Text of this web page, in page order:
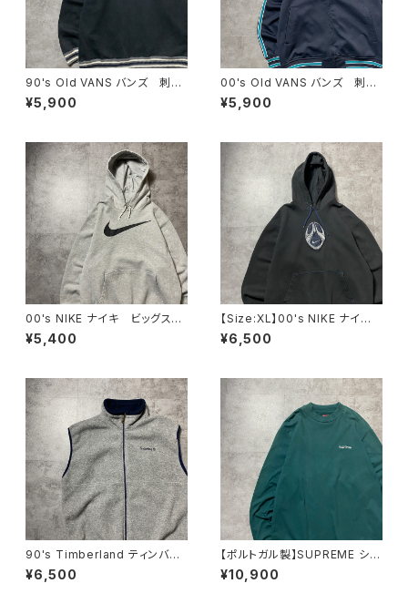
90's Old VANS バンズ 刺繍
ワンポイント ラインリブ ヘビ
ーオンス ブラック 黒 スウェ
¥5,900
00's Old VANS バンズ 刺繍
ワンポイント ラインリブ ネイ
ビー ジャージ トラックジャケ
¥5,900
00's NIKE ナイキ ビッグスウ
ォッシュ プリント グレー ス
ウェット パーカー フーディ
¥5,400
【Size:XL】00's NIKE ナイ
キ スウォッシュセンター刺繍×
ワッペン ブラック 黒 スウェ
¥6,500
90's Timberland ティンバー
ランド 刺繍ワンポイント グレ
ー フリースベスト
¥6,500
【ポルトガル製】SUPREME シュ
プリーム 刺繍ワンポイント
グリーン Tシャツ ロンT
¥10,900